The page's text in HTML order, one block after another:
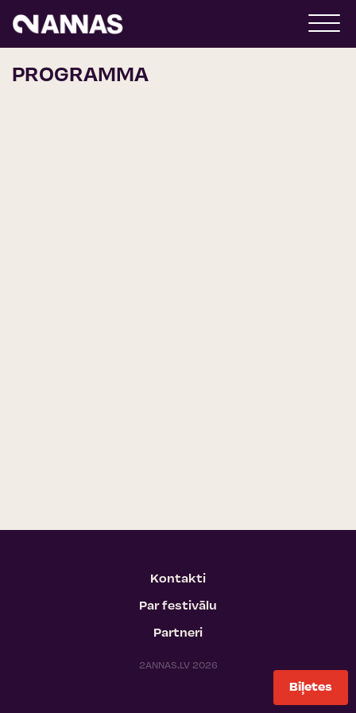
PROGRAMMA
Kontakti
Par festivālu
Partneri
2ANNAS.LV 2026